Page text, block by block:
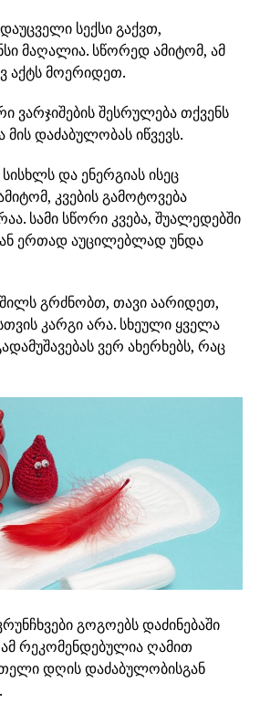
სექსი გაქვთ,
მაღალია. სწორედ ამიტომ, ამ
აქტს მოერიდეთ.
ვარჯიშების შესრულება თქვენს
მის დაძაბულობას იწვევს.
და ენერგიას ისეც
კვების გამოტოვება
სამი სწორი კვება, შუალედებში
ერთად აუცილებლად უნდა
გრძნობთ, თავი აარიდეთ,
კარგი არა. სხეული ყველა
ვერ ახერხებს, რაც
გოგოებს დაძინებაში
რეკომენდებულია ღამით
დღის დაძაბულობისგან